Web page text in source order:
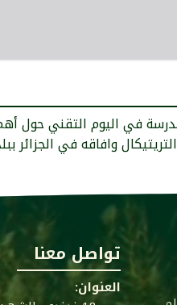
التريتيكال وافاقه في الجزائر
تواصل معنا
العنوان: